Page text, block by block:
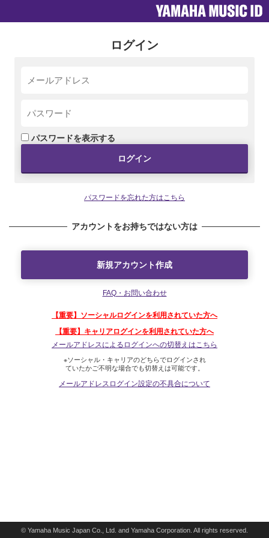
ログイン
パスワードを表示する
ログイン
パスワードを忘れた方はこちら
アカウントをお持ちではない方は
新規アカウント作成
FAQ・お問い合わせ
【重要】ソーシャルログインを利用されていた方へ
【重要】キャリアログインを利用されていた方へ
メールアドレスによるログインへの切替えはこちら
※ソーシャル・キャリアのどちらでログインされ
ていたかご不明な場合でも切替えは可能です。
メールアドレスログイン設定の不具合について
© Yamaha Music Japan Co., Ltd. and Yamaha Corporation. All rights reserved.